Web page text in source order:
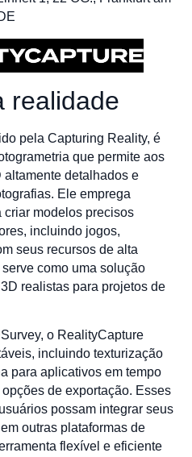
realidade
pela Capturing Reality, é
que permite aos
detalhados e
Ele emprega
modelos precisos
incluindo jogos,
seus recursos de alta
como uma solução
realistas para projetos de
o RealityCapture
incluindo texturização
para aplicativos em tempo
de exportação. Esses
possam integrar seus
outras plataformas de
flexível e eficiente